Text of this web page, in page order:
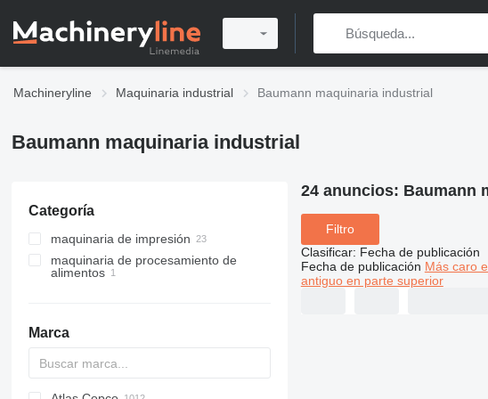
Machineryline Maquinaria industrial Baumann maquinaria industrial
Baumann maquinaria industrial
Categoría
maquinaria de impresión
máquinas de postimpresión
elevadores de pilas de papel
maquinaria de procesamiento de
alimentos
Marca
24 anuncios: Baumann
Filtro
Clasificar: Fecha de publicación
Fecha de publicación Más caro
antiguo en parte superior